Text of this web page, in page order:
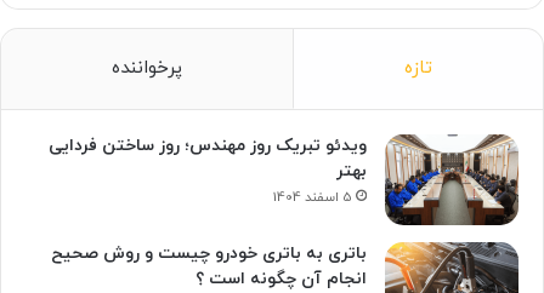
تازه پرخواننده
ویدئو تبریک روز مهندس؛ روز ساختن فردایی
بهتر
5 اسفند 1404
باتری به باتری خودرو چیست و روش صحیح
انجام آن چگونه است ؟